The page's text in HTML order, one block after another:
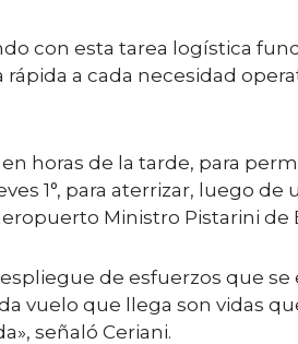
con esta tarea logística
a cada necesidad
horas de la tarde, para
1°, para aterrizar, luego
Ministro Pistarini de
de esfuerzos que
vuelo que llega son vidas
señaló Ceriani.